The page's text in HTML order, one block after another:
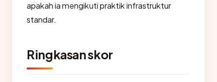
apakah ia mengikuti praktik infrastruktur
standar.
Ringkasan skor